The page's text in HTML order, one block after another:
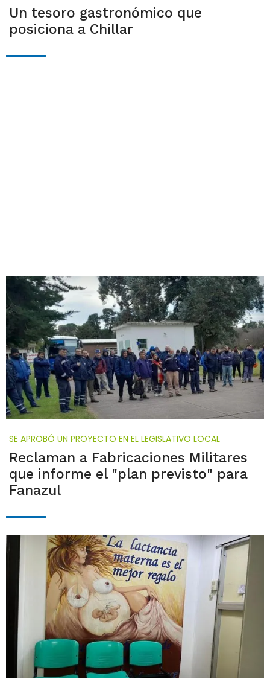
Un tesoro gastronómico que
posiciona a Chillar
SE APROBÓ UN PROYECTO EN EL LEGISLATIVO LOCAL
Reclaman a Fabricaciones Militares
que informe el "plan previsto" para
Fanazul